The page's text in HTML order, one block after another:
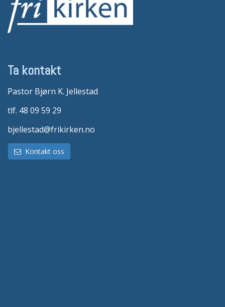
Ta kontakt
Pastor Bjørn K. Jellestad
tlf. 48 09 59 29
bjellestad@frikirken.no
Kontakt oss